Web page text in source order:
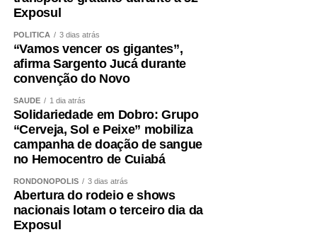
Exposul
POLÍTICA 3 dias atrás
“Vamos vencer os gigantes”,
afirma Sargento Jucá durante
convenção do Novo
SAÚDE 1 dia atrás
Solidariedade em Dobro: Grupo
“Cerveja, Sol e Peixe” mobiliza
campanha de doação de sangue
no Hemocentro de Cuiabá
RONDONÓPOLIS 3 dias atrás
Abertura do rodeio e shows
nacionais lotam o terceiro dia da
Exposul